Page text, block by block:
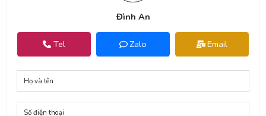
Đình An
Tel Zalo Email